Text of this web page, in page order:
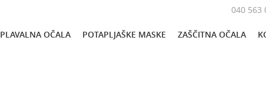
040 563
PLAVALNA OČALA POTAPLJAŠKE MASKE ZAŠČITNA OČALA